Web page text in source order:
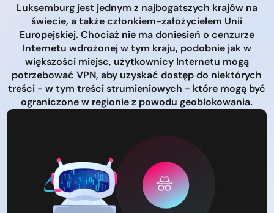
Luksemburg jest jednym z najbogatszych krajów na
świecie, a także członkiem-założycielem Unii
Europejskiej. Chociaż nie ma doniesień o cenzurze
Internetu wdrożonej w tym kraju, podobnie jak w
większości miejsc, użytkownicy Internetu mogą
potrzebować VPN, aby uzyskać dostęp do niektórych
treści - w tym treści strumieniowych - które mogą być
ograniczone w regionie z powodu geoblokowania.